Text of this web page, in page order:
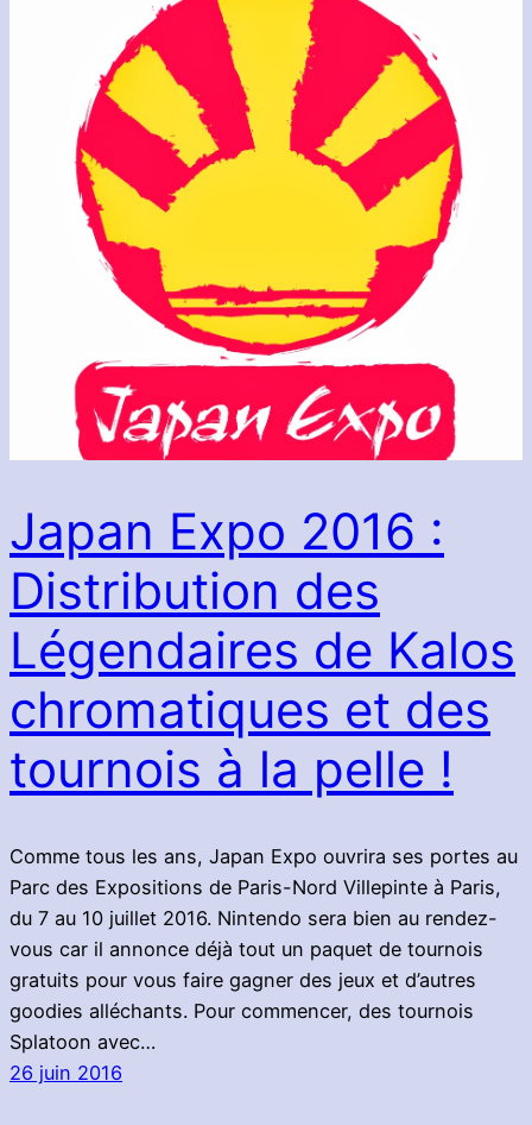
Japan Expo 2016 :
Distribution des
Légendaires de Kalos
chromatiques et des
tournois à la pelle !
Comme tous les ans, Japan Expo ouvrira ses portes au
Parc des Expositions de Paris-Nord Villepinte à Paris,
du 7 au 10 juillet 2016. Nintendo sera bien au rendez-
vous car il annonce déjà tout un paquet de tournois
gratuits pour vous faire gagner des jeux et d’autres
goodies alléchants. Pour commencer, des tournois
Splatoon avec…
26 juin 2016